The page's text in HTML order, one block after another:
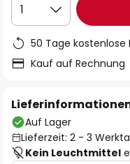
1
50 Tage kostenlose
Kauf auf Rechnung
Auf Lager
Lieferzeit: 2 - 3
Kein Leuchtmittel